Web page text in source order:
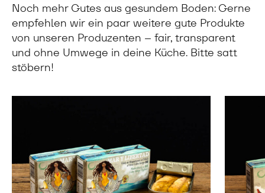
Noch mehr Gutes aus gesundem Boden: Gerne
empfehlen wir ein paar weitere gute Produkte
von unseren Produzenten – fair, transparent
und ohne Umwege in deine Küche. Bitte satt
stöbern!